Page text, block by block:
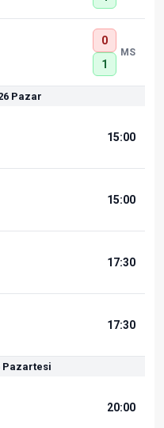
0
1
MS
Pazar
15:00
15:00
17:30
17:30
Pazartesi
20:00